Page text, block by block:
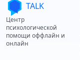
TALK
Центр
психологической
помощи оффлайн и
онлайн